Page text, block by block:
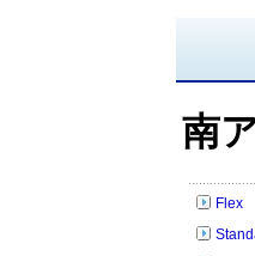
南
Flex